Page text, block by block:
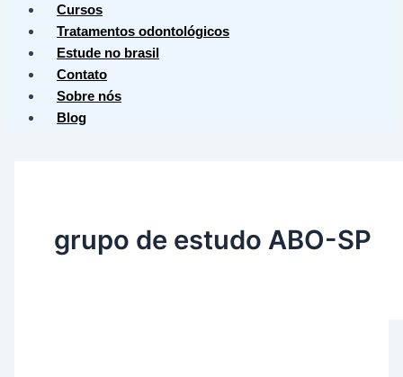
Cursos
Tratamentos odontológicos
Estude no brasil
Contato
Sobre nós
Blog
grupo de estudo ABO-SP